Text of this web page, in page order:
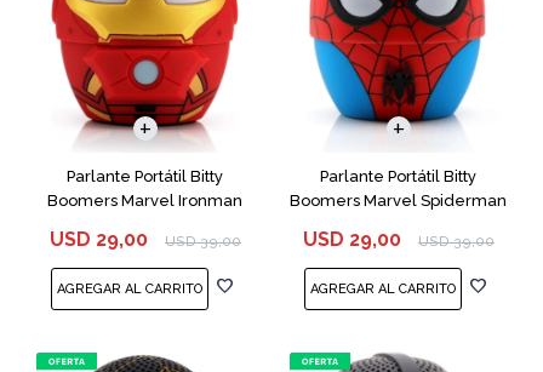
Parlante Portátil Bitty
Boomers Marvel Ironman
USD 29,00 USD 39,00
Parlante Portátil Bitty
Boomers Marvel Spiderman
USD 29,00 USD 39,00